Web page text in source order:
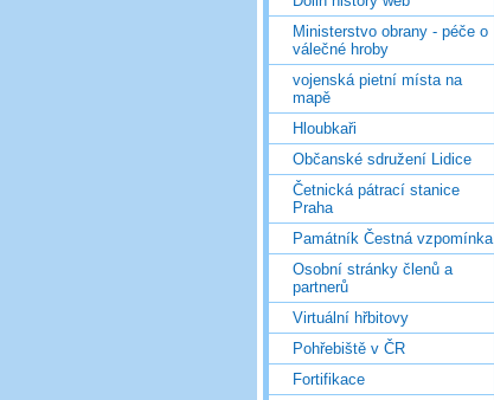
Ministerstvo obrany - péče o
válečné hroby
vojenská pietní místa na
mapě
Hloubkaři
Občanské sdružení Lidice
Četnická pátrací stanice
Praha
Památník Čestná vzpomínka
Osobní stránky členů a
partnerů
Virtuální hřbitovy
Pohřebiště v ČR
Fortifikace